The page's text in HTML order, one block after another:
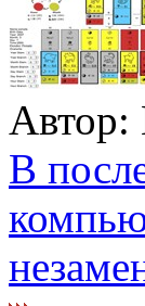
Автор:
В